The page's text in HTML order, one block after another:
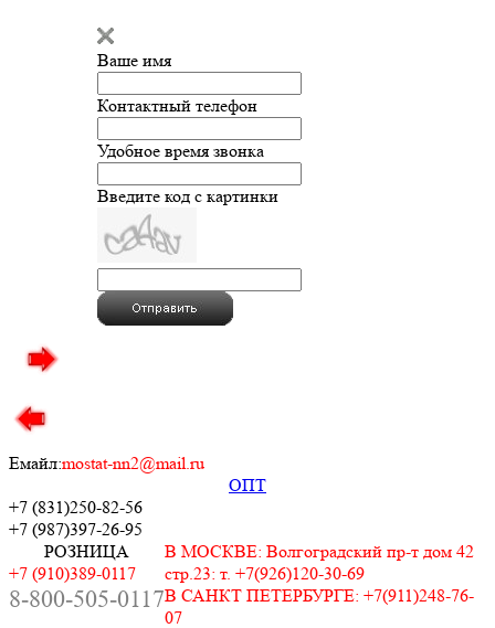
Ваше имя
Контактный телефон
Удобное время звонка
Введите код с картинки
Емайл:mostat-nn2@mail.ru
ОПТ
+7 (831)250-82-56
+7 (987)397-26-95
РОЗНИЦА
+7 (910)389-0117
8-800-505-0117
В МОСКВЕ: Волгоградский пр-т дом 42
стр.23: т. +7(926)120-30-69
В САНКТ ПЕТЕРБУРГЕ: +7(911)248-76-
07